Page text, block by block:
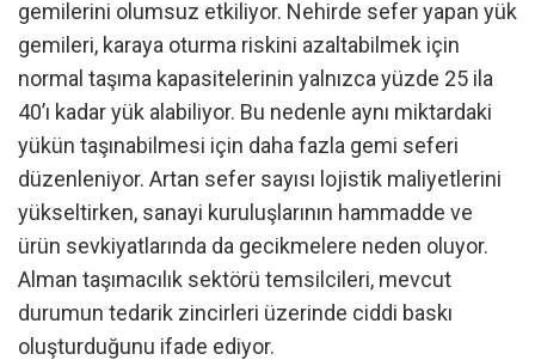
gemilerini olumsuz etkiliyor. Nehirde sefer yapan yük
gemileri, karaya oturma riskini azaltabilmek için
normal taşıma kapasitelerinin yalnızca yüzde 25 ila
40’ı kadar yük alabiliyor. Bu nedenle aynı miktardaki
yükün taşınabilmesi için daha fazla gemi seferi
düzenleniyor. Artan sefer sayısı lojistik maliyetlerini
yükseltirken, sanayi kuruluşlarının hammadde ve
ürün sevkiyatlarında da gecikmelere neden oluyor.
Alman taşımacılık sektörü temsilcileri, mevcut
durumun tedarik zincirleri üzerinde ciddi baskı
oluşturduğunu ifade ediyor.